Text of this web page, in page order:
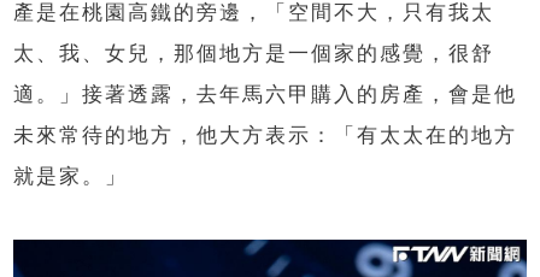
產是在桃園高鐵的旁邊，「空間不大，只有我太
太、我、女兒，那個地方是一個家的感覺，很舒
適。」接著透露，去年馬六甲購入的房產，會是他
未來常待的地方，他大方表示：「有太太在的地方
就是家。」